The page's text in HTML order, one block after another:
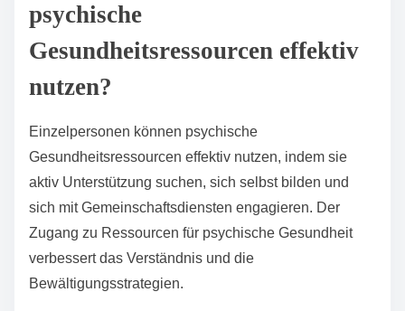
psychische
Gesundheitsressourcen effektiv
nutzen?
Einzelpersonen können psychische
Gesundheitsressourcen effektiv nutzen, indem sie
aktiv Unterstützung suchen, sich selbst bilden und
sich mit Gemeinschaftsdiensten engagieren. Der
Zugang zu Ressourcen für psychische Gesundheit
verbessert das Verständnis und die
Bewältigungsstrategien.